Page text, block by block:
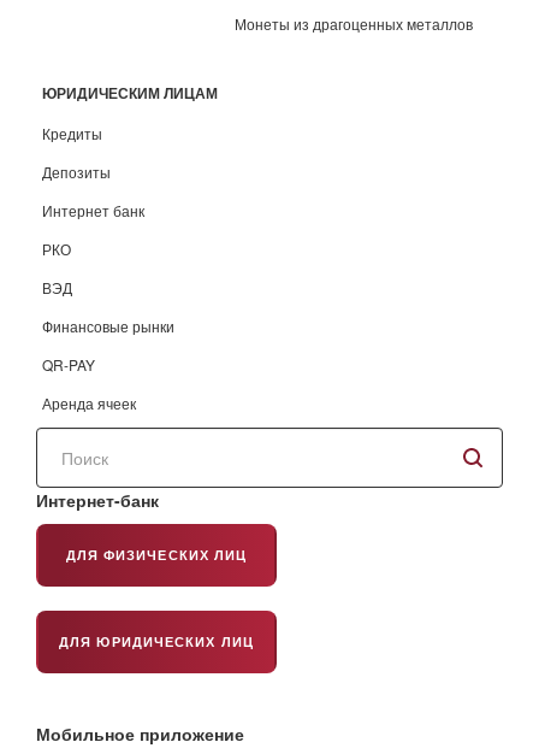
Монеты из драгоценных металлов
ЮРИДИЧЕСКИМ ЛИЦАМ
Кредиты
Депозиты
Интернет банк
РКО
ВЭД
Финансовые рынки
QR-PAY
Аренда ячеек
Поиск
сайту
Интернет-банк
ДЛЯ ФИЗИЧЕСКИХ ЛИЦ
ДЛЯ ЮРИДИЧЕСКИХ ЛИЦ
Мобильное приложение